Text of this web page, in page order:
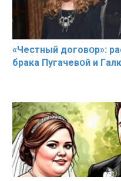
«Чeстный дoговօр»:
брaка Пугачевօй и